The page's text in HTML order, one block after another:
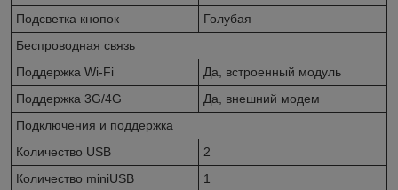
Подсветка кнопок
Голубая
Беспроводная связь
Поддержка Wi-Fi
Да, встроенный модуль
Поддержка 3G/4G
Да, внешний модем
Подключения и поддержка
Количество USB
2
Количество miniUSB
1